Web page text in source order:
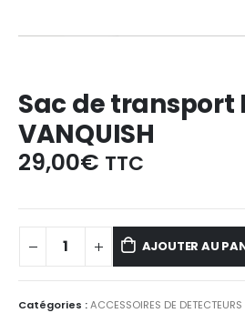
Sac de transport
VANQUISH
29,00€ TTC
AJOUTER AU
Catégories :ACCESSOIRES DE